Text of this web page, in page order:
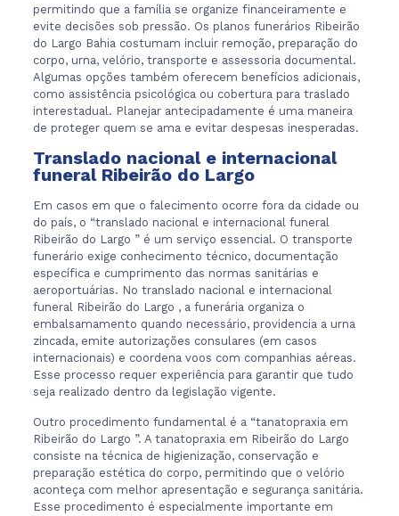
permitindo que a família se organize financeiramente e
evite decisões sob pressão. Os planos funerários Ribeirão
do Largo Bahia costumam incluir remoção, preparação do
corpo, urna, velório, transporte e assessoria documental.
Algumas opções também oferecem benefícios adicionais,
como assistência psicológica ou cobertura para traslado
interestadual. Planejar antecipadamente é uma maneira
de proteger quem se ama e evitar despesas inesperadas.
Translado nacional e internacional
funeral Ribeirão do Largo
Em casos em que o falecimento ocorre fora da cidade ou
do país, o “translado nacional e internacional funeral
Ribeirão do Largo ” é um serviço essencial. O transporte
funerário exige conhecimento técnico, documentação
específica e cumprimento das normas sanitárias e
aeroportuárias. No translado nacional e internacional
funeral Ribeirão do Largo , a funerária organiza o
embalsamamento quando necessário, providencia a urna
zincada, emite autorizações consulares (em casos
internacionais) e coordena voos com companhias aéreas.
Esse processo requer experiência para garantir que tudo
seja realizado dentro da legislação vigente.
Outro procedimento fundamental é a “tanatopraxia em
Ribeirão do Largo ”. A tanatopraxia em Ribeirão do Largo
consiste na técnica de higienização, conservação e
preparação estética do corpo, permitindo que o velório
aconteça com melhor apresentação e segurança sanitária.
Esse procedimento é especialmente importante em